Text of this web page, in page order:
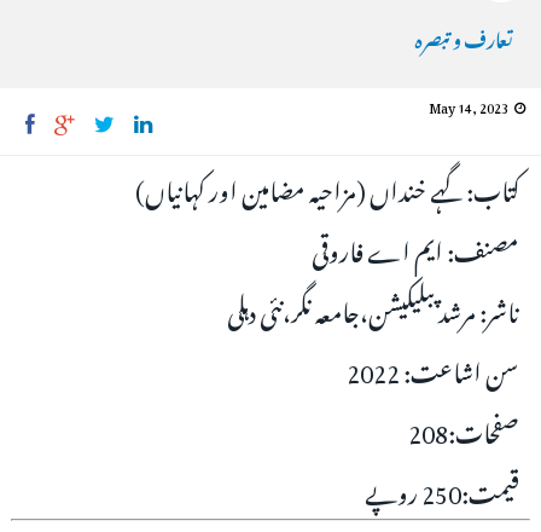
تعارف و تبصرہ
May 14, 2023
کتاب: گہے خنداں (مزاحیہ مضامین اور کہانیاں)
مصنف: ایم اے فاروقی
ناشر: مرشد پبلیکیشن،جامعہ نگر،نئی دہلی
سن اشاعت: 2022
صفحات:208
قیمت:250 روپے